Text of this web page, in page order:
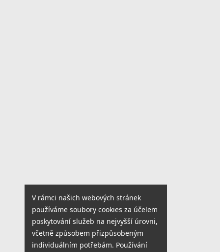
V rámci našich webových stránek
používáme soubory cookies za účelem
poskytování služeb na nejvyšší úrovni,
včetně způsobem přizpůsobeným
individuálním potřebám. Používání